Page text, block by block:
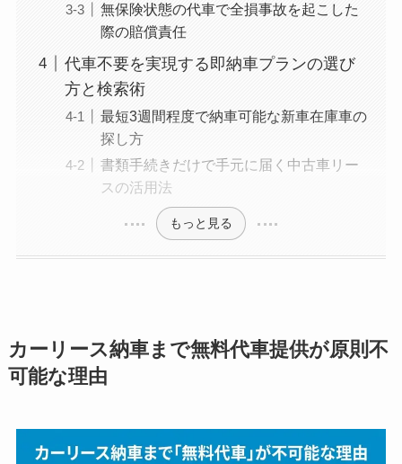
無保険状態の代車で全損事故を起こした
際の賠償責任
代車不要を実現する即納車プランの選び
方と検索術
最短3週間程度で納車可能な新車在庫車の
探し方
書類手続きだけで手元に届く中古車リー
スの活用法
もっと見る
カーリース納車まで無料代車提供が原則不
可能な理由